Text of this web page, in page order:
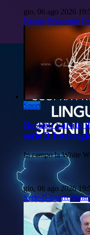
gio, 06 ago 2026
Fasano Ferimento
Sport
Basket: varato
serie B
In campo la White
gio, 06 ago 2026
Serie-B-